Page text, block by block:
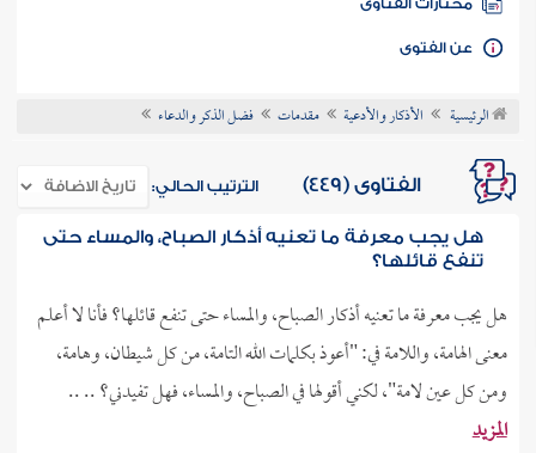
فتاوى معاصرة
مختارات الفتاوى
الفتوى
الرئيسية الأذكار والأدعية مقدمات فضل الذكر والدعاء
الفتاوى (449) الترتيب الحالي:
هل يجب معرفة ما تعنيه أذكار الصباح، والمساء حتى
تنفع قائلها؟
هل يجب معرفة ما تعنيه أذكار الصباح، والمساء حتى تنفع قائلها؟ فأنا لا أعلم
معنى الهامة، واللامة في: "أعوذ بكلمات الله التامة، من كل شيطان، وهامة،
ومن كل عين لامة"، لكني أقولها في الصباح، والمساء، فهل تفيدني؟ .. ..
المزيد